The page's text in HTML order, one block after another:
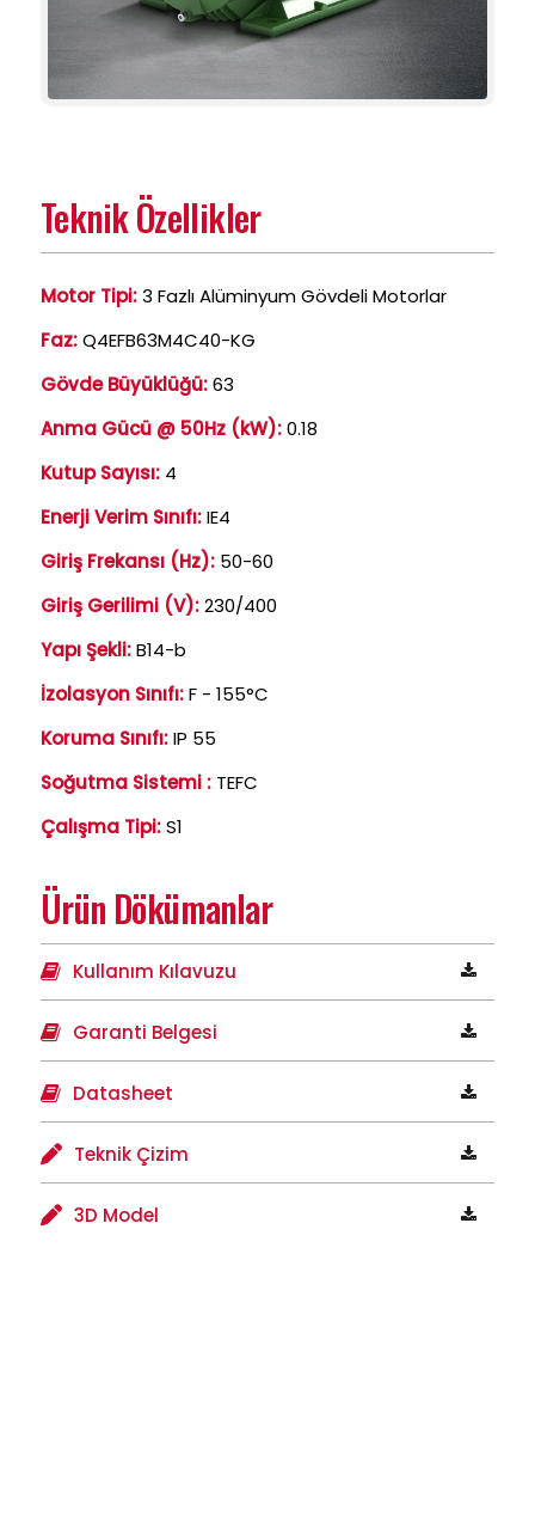
Teknik Özellikler
Motor Tipi:3 Fazlı Alüminyum Gövdeli Motorlar
Faz:Q4EFB63M4C40-KG
Gövde Büyüklüğü:63
Anma Gücü @ 50Hz (kW):0.18
Kutup Sayısı: 4
Enerji Verim Sınıfı:IE4
Giriş Frekansı (Hz): 50-60
Giriş Gerilimi (V):230/400
Yapı Şekli:B14-b
İzolasyon Sınıfı:F - 155°C
Koruma Sınıfı:IP 55
Soğutma Sistemi : TEFC
Çalışma Tipi:S1
Ürün Dökümanlar
Kullanım Kılavuzu
Garanti Belgesi
Datasheet
Teknik Çizim
3D Model